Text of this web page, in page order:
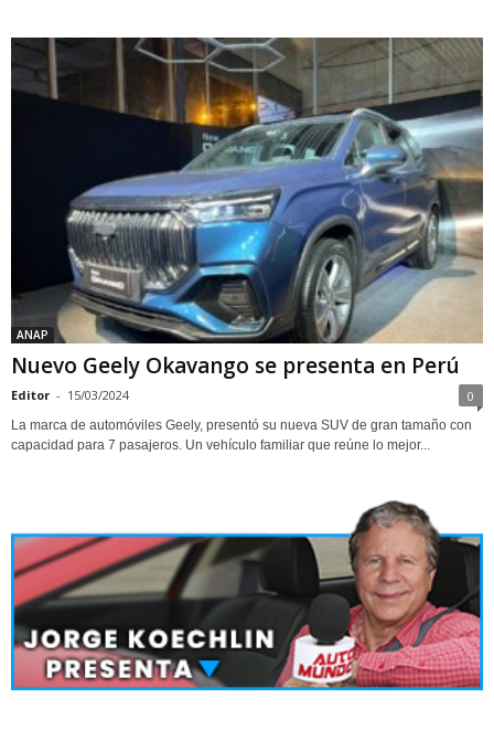
ANAP
Nuevo Geely Okavango se presenta en Perú
Editor - 15/03/2024 0
La marca de automóviles Geely, presentó su nueva SUV de gran tamaño con
capacidad para 7 pasajeros. Un vehículo familiar que reúne lo mejor...